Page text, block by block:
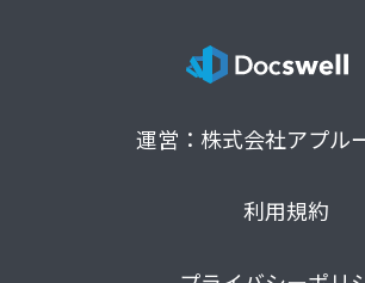
運営：株式会社アプル
利用規約